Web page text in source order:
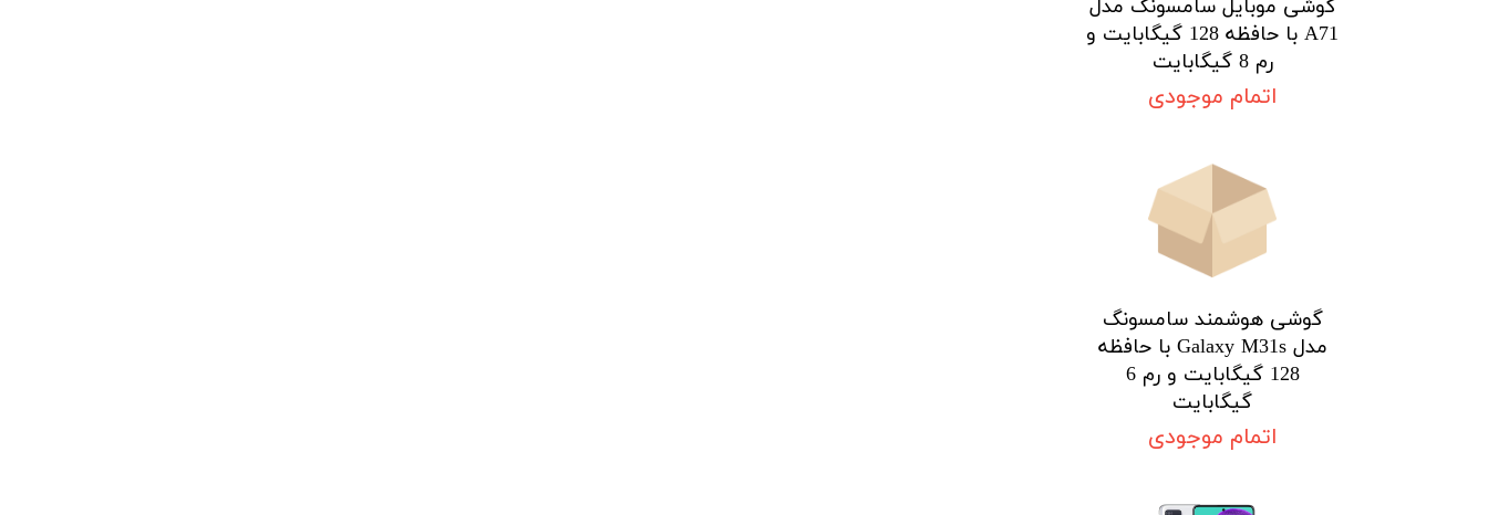
گوشی موبایل سامسونگ مدل
A71 با حافظه 128 گیگابایت و
رم 8 گیگابایت
اتمام موجودی
گوشی هوشمند سامسونگ
مدل Galaxy M31s با حافظه
128 گیگابایت و رم 6
گیگابایت
اتمام موجودی